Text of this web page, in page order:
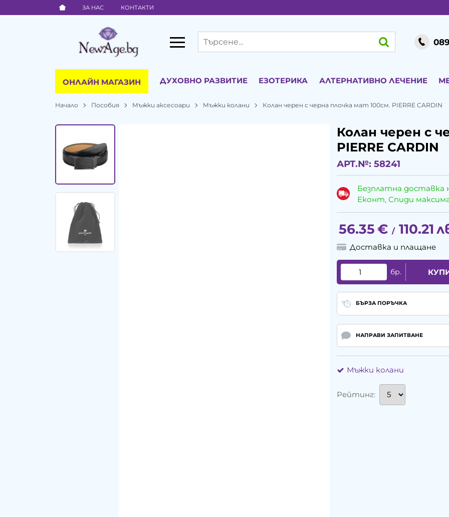
ЗА НАС КОНТАКТИ
ОНЛАЙН МАГАЗИН ДУХОВНО РАЗВИТИЕ ЕЗОТЕРИКА АЛТЕРНАТИВНО ЛЕЧЕНИЕ
Начало Пособия Мъжки аксесоари Мъжки колани Колан черен с черна плочка мат 100см. PIERRE CARDIN
Колан черен с
PIERRE CARDIN
АРТ.№: 58241
Безплатна доставка
Еконт, Спиди
56.35€ / 110.21
Доставка и плащане
бр.
БЪРЗА ПОРЪЧКА
НАПРАВИ ЗАПИТВАНЕ
Мъжки колани
Рейтинг: